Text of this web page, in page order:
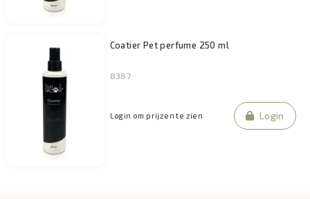
Coatier Pet perfume 250 ml
8387
Login om prijzen te zien Login